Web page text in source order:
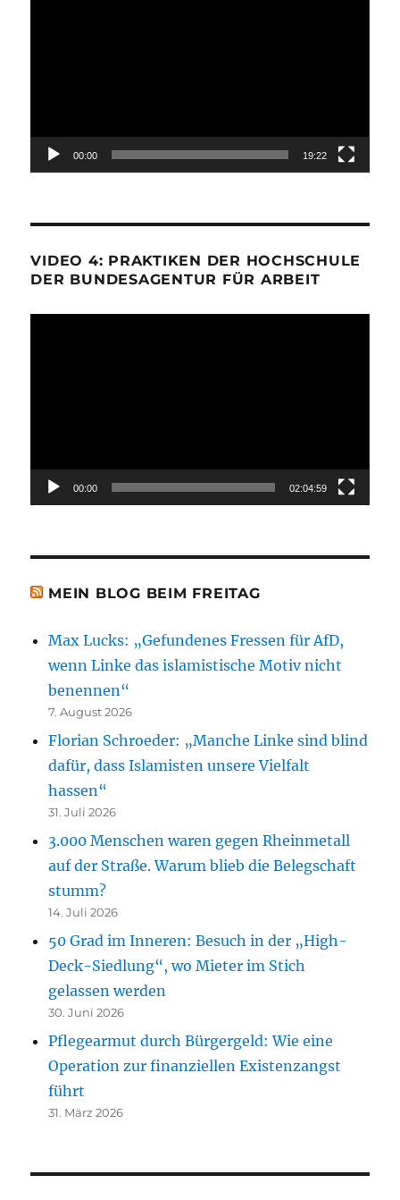
00:00 19:22
VIDEO 4: PRAKTIKEN DER HOCHSCHULE
DER BUNDESAGENTUR FÜR ARBEIT
00:00 02:04:59
MEIN BLOG BEIM FREITAG
Max Lucks: „Gefundenes Fressen für AfD,
wenn Linke das islamistische Motiv nicht
benennen“
7. August 2026
Florian Schroeder: „Manche Linke sind blind
dafür, dass Islamisten unsere Vielfalt
hassen“
31. Juli 2026
3.000 Menschen waren gegen Rheinmetall
auf der Straße. Warum blieb die Belegschaft
stumm?
14. Juli 2026
50 Grad im Inneren: Besuch in der „High-
Deck-Siedlung“, wo Mieter im Stich
gelassen werden
30. Juni 2026
Pflegearmut durch Bürgergeld: Wie eine
Operation zur finanziellen Existenzangst
führt
31. März 2026